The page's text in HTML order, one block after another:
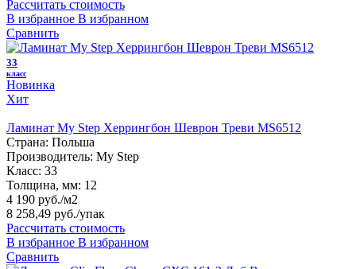
Рассчитать стоимость
В избранное В избранном
Сравнить
33
класс
Новинка
Хит
Ламинат My Step Херрингбон Шеврон Треви MS6512
Страна: Польша
Производитель: My Step
Класс: 33
Толщина, мм: 12
4 190 руб./м2
8 258,49 руб./упак
Рассчитать стоимость
В избранное В избранном
Сравнить